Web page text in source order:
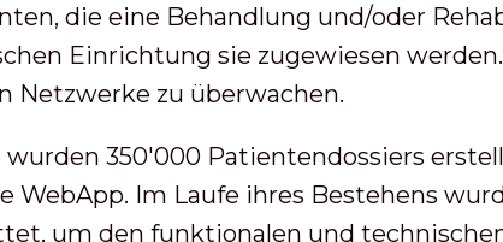
die eine Behandlung und/oder
Einrichtung sie zugewiesen
Netzwerke zu überwachen.
wurden 350'000 Patientendossiers
WebApp. Im Laufe ihres Bestehens
um den funktionalen und